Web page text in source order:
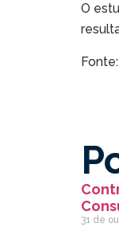
O
Fonte:
31 de